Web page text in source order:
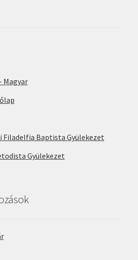
Magyar
Baptista Gyülekezet
Gyülekezet